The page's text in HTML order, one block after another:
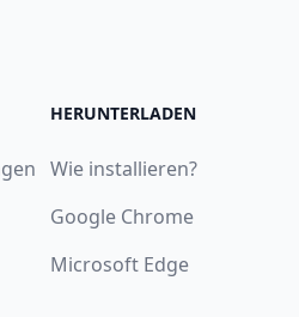
HERUNTERLADEN
Wie installieren?
Google Chrome
Microsoft Edge